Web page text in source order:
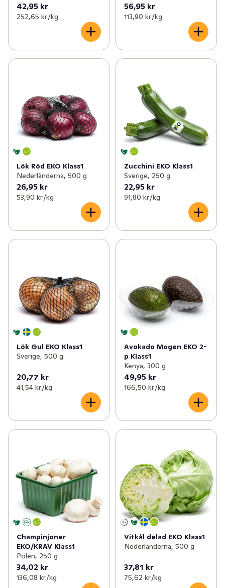
42,95 kr
252,65 kr /kg
56,95 kr
113,90 kr /kg
Lök Röd EKO Klass1
Nederländerna, 500 g
26,95 kr
53,90 kr /kg
Zucchini EKO Klass1
Sverige, 250 g
22,95 kr
91,80 kr /kg
Lök Gul EKO Klass1
Sverige, 500 g
20,77 kr
41,54 kr /kg
Avokado Mogen EKO 2-
p Klass1
Kenya, 300 g
49,95 kr
166,50 kr /kg
Champinjoner
EKO/KRAV Klass1
Polen, 250 g
34,02 kr
136,08 kr /kg
Vitkål delad EKO Klass1
Nederländerna, 500 g
37,81 kr
75,62 kr /kg